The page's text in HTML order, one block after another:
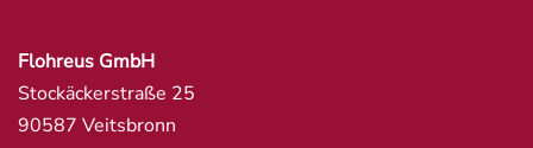
Flohreus GmbH
Stockäckerstraße 25
90587 Veitsbronn